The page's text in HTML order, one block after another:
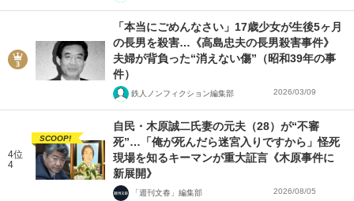
「本当にごめんなさい」17歳少女が生後5ヶ月
の長男を殺害…《高島忠夫の長男殺害事件》
夫婦が背負った“消えない傷”（昭和39年の事
件）
鉄人ノンフィクション編集部 2026/03/09
4位
4
SCOOP!
自民・木原誠二氏妻の元夫（28）が“不審
死”…「俺が死んだら迷宮入りですから」怪死
現場を知るキーマンが重大証言《木原事件に
新展開》
「週刊文春」編集部 2026/08/05